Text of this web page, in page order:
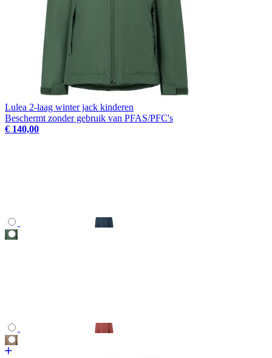
Lulea 2-laag winter jack kinderen
Beschermt zonder gebruik van PFAS/PFC's
€ 140,00